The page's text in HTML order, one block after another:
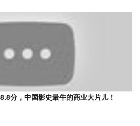
分，中国影史最牛的商业大片儿！